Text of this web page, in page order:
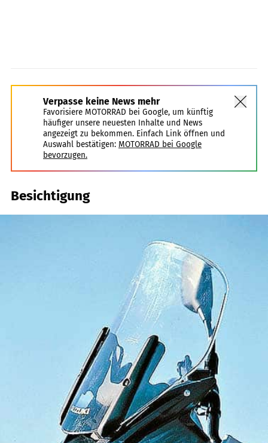
Verpasse keine News mehr
Favorisiere MOTORRAD bei Google, um künftig
häufiger unsere neuesten Inhalte und News
angezeigt zu bekommen. Einfach Link öffnen und
Auswahl bestätigen: MOTORRAD bei Google
bevorzugen.
Besichtigung